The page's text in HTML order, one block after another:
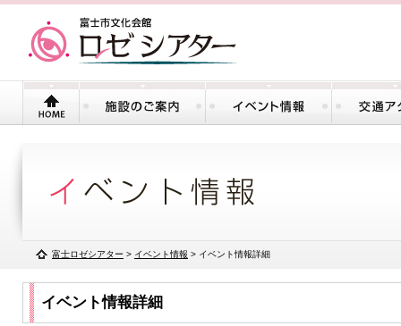
富士ロゼシアター > イベント情報 > イベント情報詳細
イベント情報詳細